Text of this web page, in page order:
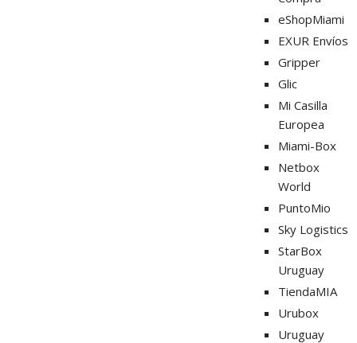
eShopMiami
EXUR Envíos
Gripper
Glic
Mi Casilla
Europea
Miami-Box
Netbox
World
PuntoMio
Sky Logistics
StarBox
Uruguay
TiendaMIA
Urubox
Uruguay